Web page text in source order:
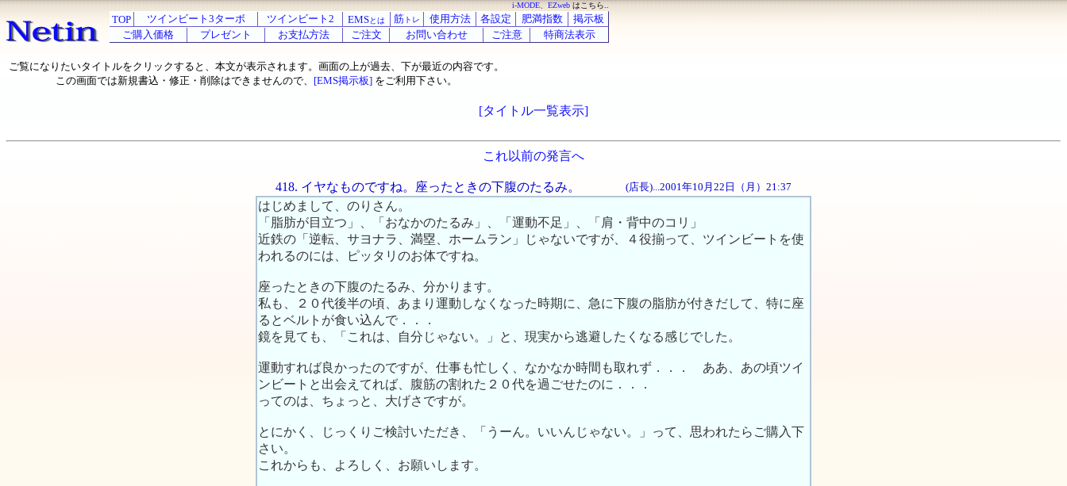
i-MODE、EZweb はこちら..
TOP ツインビート3ターボ ツインビート2 EMSとは 筋 トレ 使用方法 各設定 肥満指数
掲示板
ご購入価格
プレゼント お支払方法 ご注文 お問い合わせ ご注意 特商法表示
ご覧になりたいタイトルをクリックすると、本文が表示されます。画面の上が過去、下が最近の内容です。
この画面では新規書込・修正・削除はできませんので、 [EMS掲示板] をご利用下さい。
[タイトル一覧表示]
これ以前の発言へ
418. イヤなものですね。座ったときの下腹のたるみ。 (店長)...2001年10月22日（月）21:37
はじめまして、のりさん。
「脂肪が目立つ」、「おなかのたるみ」、「運動不足」、「肩・背中のコリ」
近鉄の「逆転、サヨナラ、満塁、ホームラン」じゃないですが、４役揃って、ツインビートを使
われるのには、ピッタリのお体ですね。
座ったときの下腹のたるみ、分かります。
私も、２０代後半の頃、あまり運動しなくなった時期に、急に下腹の脂肪が付きだして、特に座
るとベルトが食い込んで．．．
鏡を見ても、「これは、自分じゃない。」と、現実から逃避したくなる感じでした。
運動すれば良かったのですが、仕事も忙しく、なかなか時間も取れず．．． ああ、あの頃ツイ
ンビートと出会えてれば、腹筋の割れた２０代を過ごせたのに．．．
ってのは、ちょっと、大げさですが。
とにかく、じっくりご検討いただき、「うーん。いいんじゃない。」って、思われたらご購入下
さい。
これからも、よろしく、お願いします。